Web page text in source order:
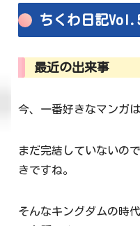
ちくわ日記
最近の出来事
今、一番好きなマンガは
まだ完結していないの
きですね。
そんなキングダムの時